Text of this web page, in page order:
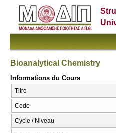
Bioanalytical Chemistry
Informations du Cours
Titre
Code
Cycle / Niveau